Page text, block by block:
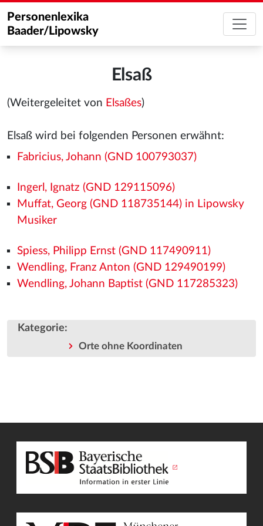
Personenlexika
Baader/Lipowsky
Elsaß
(Weitergeleitet von Elsaßes)
Elsaß wird bei folgenden Personen erwähnt:
Fabricius, Johann (GND 100793037)
Ingerl, Ignatz (GND 129115096)
Muffat, Georg (GND 118735144) in Lipowsky
Musiker
Spiess, Philipp Ernst (GND 117490911)
Wendling, Franz Anton (GND 129490199)
Wendling, Johann Baptist (GND 117285323)
Kategorie:
Orte ohne Koordinaten